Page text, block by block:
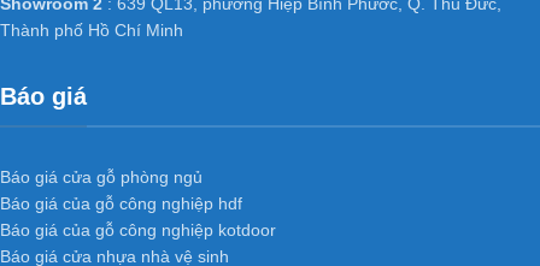
công nghiệp MDF phủ Veneer:
tạo ra nên có phần cách âm, cách nhiệt.
Cánh cửa nhẹ, tránh được tình trạng xệ bản lề và giảm tải trọng
Ứng dụngCửa gỗ công nghiệp
Thành phố Hồ Chí Minh
Báo giá
Báo giá cửa gỗ phòng ngủ
Báo giá của gỗ công nghiệp hdf
Báo giá của gỗ công nghiệp kotdoor
Báo giá cửa nhựa nhà vệ sinh